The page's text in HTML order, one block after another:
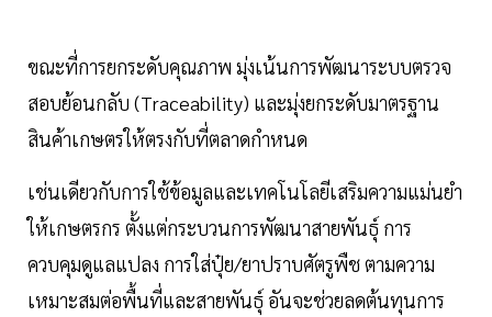
ขณะที่การยกระดับคุณภาพ มุ่งเน้นการพัฒนาระบบตรวจ
สอบย้อนกลับ (Traceability) และมุ่งยกระดับมาตรฐาน
สินค้าเกษตรให้ตรงกับที่ตลาดกําหนด
เช่นเดียวกับการใช้ข้อมูลและเทคโนโลยีเสริมความแม่นยํา
ให้เกษตรกร ตั้งแต่กระบวนการพัฒนาสายพันธุ์ การ
ควบคุมดูแลแปลง การใส่ปุ๋ย/ยาปราบศัตรูพืช ตามความ
เหมาะสมต่อพื้นที่และสายพันธุ์ อันจะช่วยลดต้นทุนการ